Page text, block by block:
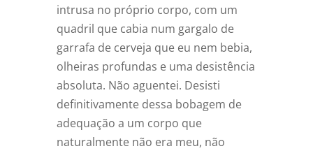
intrusa no próprio corpo, com um
quadril que cabia num gargalo de
garrafa de cerveja que eu nem bebia,
olheiras profundas e uma desistência
absoluta. Não aguentei. Desisti
definitivamente dessa bobagem de
adequação a um corpo que
naturalmente não era meu, não